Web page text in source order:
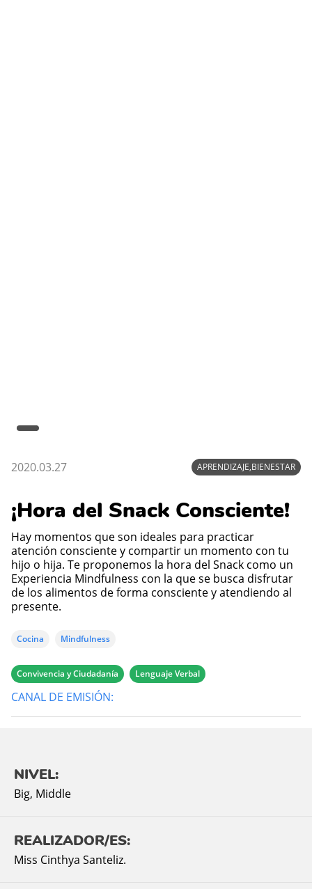
2020.03.27 APRENDIZAJE,BIENESTAR
¡Hora del Snack Consciente!
Hay momentos que son ideales para practicar
atención consciente y compartir un momento con tu
hijo o hija. Te proponemos la hora del Snack como un
Experiencia Mindfulness con la que se busca disfrutar
de los alimentos de forma consciente y atendiendo al
presente.
Cocina Mindfulness
Convivencia y Ciudadanía Lenguaje Verbal
CANAL DE EMISIÓN:
NIVEL:
Big, Middle
REALIZADOR/ES:
Miss Cinthya Santeliz.